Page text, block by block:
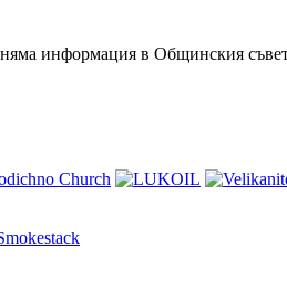
информация в Общинския